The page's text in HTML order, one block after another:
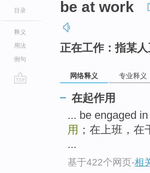
目录
释义
用法
例句
be at work
正在工作：指某
网络释义 专业释义
在起作用
... be engaged
用 ；在上班，
...
基于422个网页-相